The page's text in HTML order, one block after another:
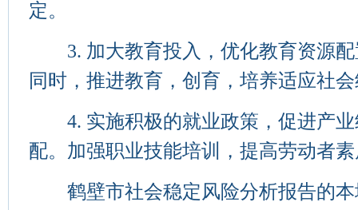
定。
3. 加大教育投入，优化教育资源配
同时，推进教育，创育，培养适应社
4. 实施积极的就业政策，促进产业
配。加强职业技能培训，提高劳动者
鹤壁市社会稳定风险分析报告的本